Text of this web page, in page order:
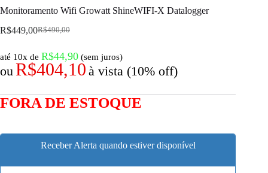
Monitoramento Wifi Growatt ShineWIFI-X Datalogger
R$490,00
R$449,00
até 10x de R$44,90 (sem juros)
ou R$404,10 à vista (10% off)
FORA DE ESTOQUE
Receber Alerta quando estiver disponível